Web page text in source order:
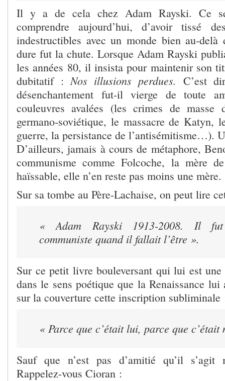
Il y a de cela chez Adam Rayski. Ce
comprendre aujourd’hui, d’avoir tissé
indestructibles avec un monde bien au-
dure fut la chute. Lorsque Adam Rayski
les années 80, il insista pour maintenir son
dubitatif : Nos illusions perdues. C’est
désenchantement fut-il vierge de toute
couleuvres avalées (les crimes de masse
germano-soviétique, le massacre de Katyn,
guerre, la persistance de l’antisémitisme…).
D’ailleurs, jamais à cours de métaphore,
communisme comme Folcoche, la mère
haïssable, elle n’en reste pas moins une mère.
Sur sa tombe au Père-Lachaise, on peut lire
« Adam Rayski 1913-2008. Il
communiste quand il fallait l’être ».
Sur ce petit livre bouleversant qui lui est une
dans le sens poétique que la Renaissance
sur la couverture cette inscription subliminale
« Parce que c’était lui, parce que c’était
Sauf que n’est pas d’amitié qu’il s’agit
Rappelez-vous Cioran :